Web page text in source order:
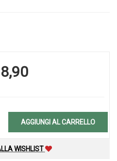
Prezzo
AGGIUNGI AL CARRELLO
WISHLIST